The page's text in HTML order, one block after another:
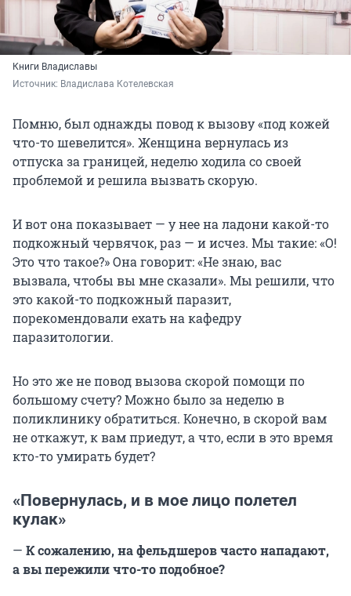
Книги Владиславы
Источник: Владислава Котелевская
Помню, был однажды повод к вызову «под кожей
что-то шевелится». Женщина вернулась из
отпуска за границей, неделю ходила со своей
проблемой и решила вызвать скорую.
И вот она показывает — у нее на ладони какой-то
подкожный червячок, раз — и исчез. Мы такие: «О!
Это что такое?» Она говорит: «Не знаю, вас
вызвала, чтобы вы мне сказали». Мы решили, что
это какой-то подкожный паразит,
порекомендовали ехать на кафедру
паразитологии.
Но это же не повод вызова скорой помощи по
большому счету? Можно было за неделю в
поликлинику обратиться. Конечно, в скорой вам
не откажут, к вам приедут, а что, если в это время
кто-то умирать будет?
«Повернулась, и в мое лицо полетел
кулак»
— К сожалению, на фельдшеров часто нападают,
а вы пережили что-то подобное?